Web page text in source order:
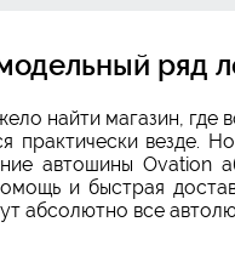
ряд
найти магазин, где
практически везде.
автошины Ovation
и быстрая
абсолютно все